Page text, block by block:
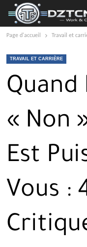
Page d'accueil Travail et
TRAVAIL ET CARRIÈRE
Quand
« Non
Est
Vous :